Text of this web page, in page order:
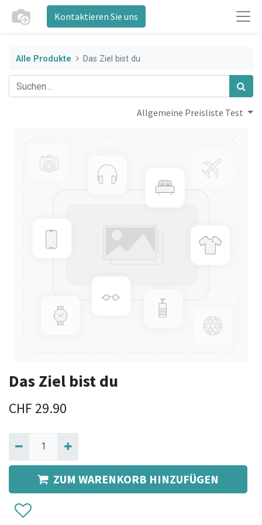
Kontaktieren Sie uns
Alle Produkte Das Ziel bist du
Allgemeine Preisliste Test
Das Ziel bist du
CHF 29.90
ZUM WARENKORB HINZUFÜGEN